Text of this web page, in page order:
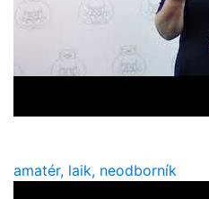
amatér, laik, neodborník